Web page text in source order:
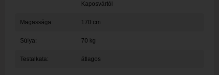
Kaposvártól
Magassága: 170 cm
Súlya: 70 kg
Testalkata: átlagos